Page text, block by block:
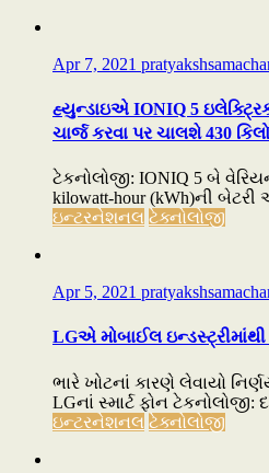
Apr 7, 2021
હ્યુન્ડાઇએ IONIQ 5
ચાર્જ કરવા પર ચાલશે 430
ટેકનોલોજી: IONIQ 5 બે
kilowatt-hour (kWh)ની
ઇન્ટરનેશનલ ટેક્નોલોજી
Apr 5, 2021
LGએ મોબાઈલ
ભારે ખોટનાં કારણે લેવાયો
LGનાં સ્માર્ટ ફોન ટેકનોલોજી:
ઇન્ટરનેશનલ ટેક્નોલોજી